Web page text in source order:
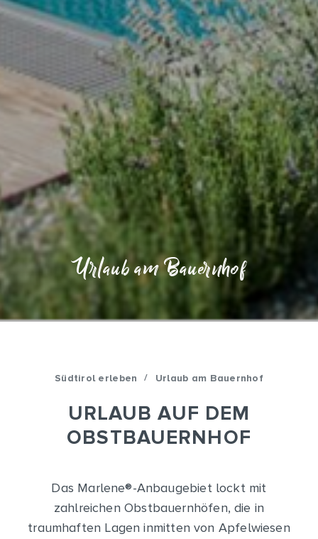
Urlaub am Bauernhof
Südtirol erleben / Urlaub am Bauernhof
URLAUB AUF DEM
OBSTBAUERNHOF
Das Marlene®-Anbaugebiet lockt mit
zahlreichen Obstbauernhöfen, die in
traumhaften Lagen inmitten von Apfelwiesen